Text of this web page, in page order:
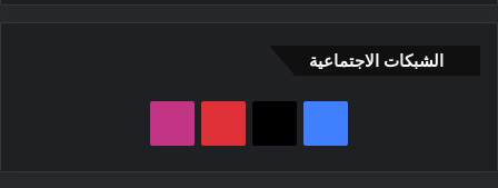
الشبكات الاجتماعية